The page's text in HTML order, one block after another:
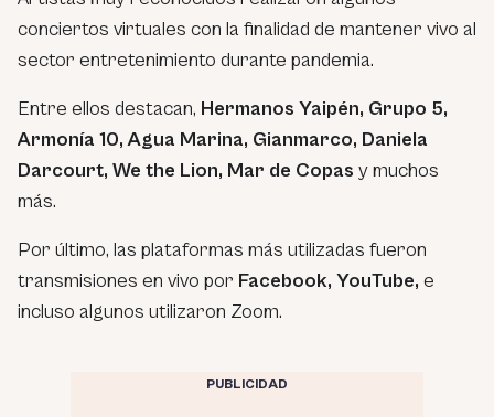
conciertos virtuales con la finalidad de mantener vivo al
sector entretenimiento durante pandemia.
Entre ellos destacan, Hermanos Yaipén, Grupo 5,
Armonía 10, Agua Marina, Gianmarco, Daniela
Darcourt, We the Lion, Mar de Copas y muchos
más.
Por último, las plataformas más utilizadas fueron
transmisiones en vivo por Facebook, YouTube, e
incluso algunos utilizaron Zoom.
PUBLICIDAD